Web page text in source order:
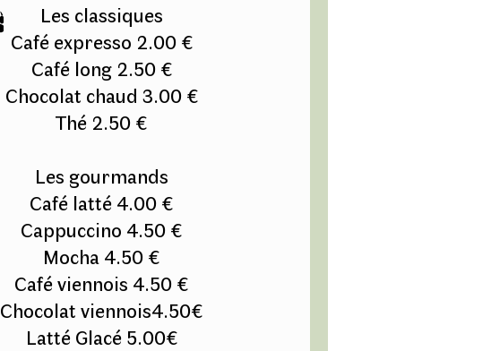
Les classiques
Café expresso 2.00 €
Café long 2.50 €
Chocolat chaud 3.00 €
Thé 2.50 €
Les gourmands
Café latté 4.00 €
Cappuccino 4.50 €
Mocha 4.50 €
Café viennois 4.50 €
Chocolat viennois4.50€
Latté Glacé 5.00€